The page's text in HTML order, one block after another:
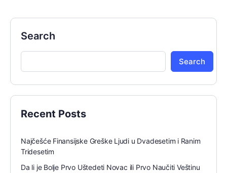
Search
Search
Recent Posts
Najčešće Finansijske Greške Ljudi u Dvadesetim i Ranim
Tridesetim
Da li je Bolje Prvo Uštedeti Novac ili Prvo Naučiti Veštinu